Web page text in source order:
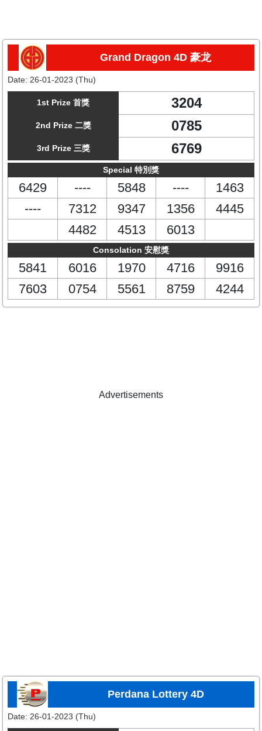
Grand Dragon 4D 豪龙
Date: 26-01-2023 (Thu)
1st Prize 首獎 3204
2nd Prize 二獎 0785
3rd Prize 三獎 6769
Special 特別獎
6429 ---- 5848 ----
1463
----
7312 9347 1356
4445
4482
4513 6013
Consolation 安慰獎
5841 6016 1970 4716
9916
7603
0754 5561 8759 4244
Advertisements
Perdana Lottery 4D
Date: 26-01-2023 (Thu)